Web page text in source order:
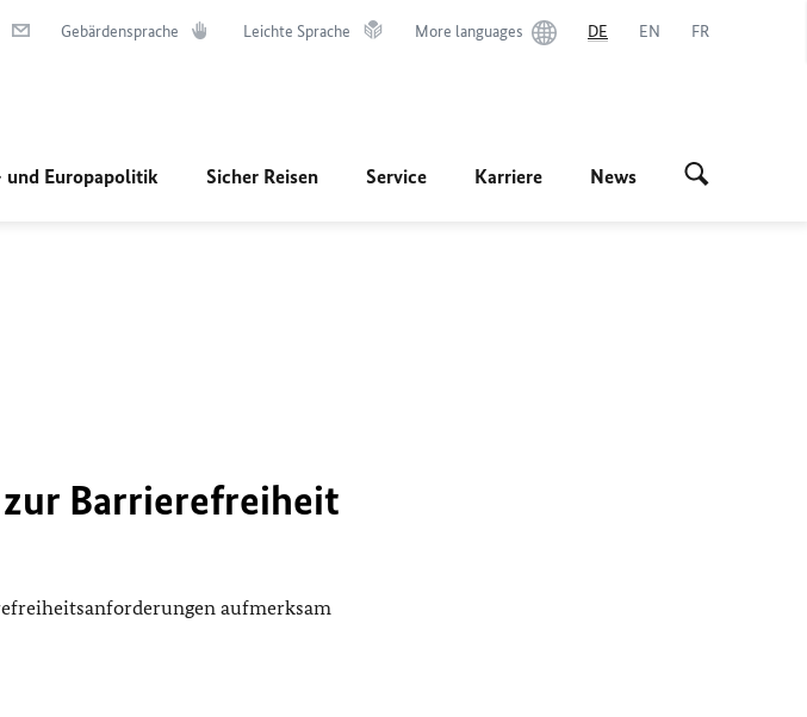
Gebärdensprache Leichte Sprache More languages DE EN FR
und Europapolitik Sicher Reisen Service Karriere News
Barrierefreiheit
aufmerksam